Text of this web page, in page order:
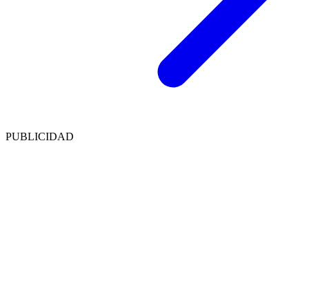
PUBLICIDAD